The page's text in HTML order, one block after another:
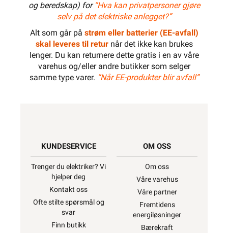
1000W
1100W
1300W
1400W
og beredskap) for “Hva kan privatpersoner gjøre
selv på det elektriske anlegget?”
Alt som går på strøm eller batterier (EE-avfall)
skal leveres til returnår det ikke kan brukes
lenger. Du kan returnere dette gratis i en av våre
varehus og/eller andre butikker som selger
samme type varer. “Når EE-produkter blir avfall”
KUNDESERVICE
Trenger du elektriker? Vi
hjelper deg
Kontakt oss
Ofte stilte spørsmål og
svar
Finn butikk
OM OSS
Om oss
Våre varehus
Våre partner
Fremtidens
energiløsninger
Bærekraft